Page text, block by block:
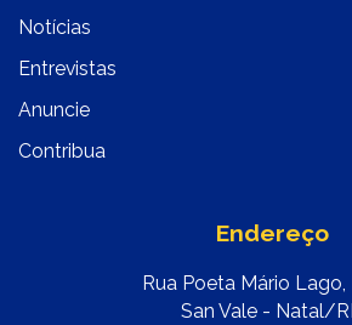
Notícias
Entrevistas
Anuncie
Contribua
Endereço
Rua Poeta Mário Lago,
San Vale - Natal/